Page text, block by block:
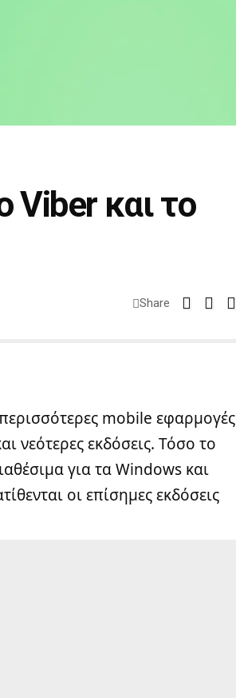
Viber και το
Share
mobile εφαρμογές
νεότερες εκδόσεις. Τόσο το
για τα Windows και
οι επίσημες εκδόσεις